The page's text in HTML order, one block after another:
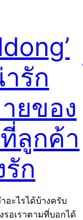
รัก
ยของ
ลูกค้า
ก
อะไรได้บ้างครับ
รอเราตามที่บอกได้